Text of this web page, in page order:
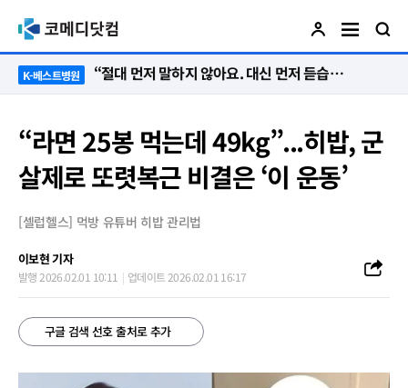
K-베스트병원 “절대 먼저 말하지 않아요. 대신 먼저 듣습니다”
“라면 25봉 먹는데 49kg”...히밥, 군
살제로 또렷복근 비결은 ‘이 운동’
[셀럽헬스] 먹방 유튜버 히밥 관리법
이보현 기자
발행 2026.02.01 10:11 업데이트 2026.02.01 16:17
구글 검색 선호 출처로 추가